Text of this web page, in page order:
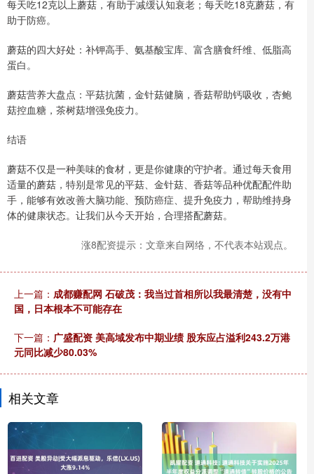
每天吃12克以上蘑菇，有助于减缓认知衰老；每天吃18克蘑菇，有
助于防癌。
蘑菇的四大好处：补钾高手、氨基酸宝库、富含膳食纤维、低脂高
蛋白。
蘑菇营养大盘点：平菇抗菌，金针菇健脑，香菇帮助钙吸收，杏鲍
菇控血糖，茶树菇增强免疫力。
结语
蘑菇不仅是一种美味的食材，更是你健康的守护者。通过每天食用
适量的蘑菇，特别是常见的平菇、金针菇、香菇等品种优配配件助
手，能够有效改善大脑功能、预防癌症、提升免疫力，帮助维持身
体的健康状态。让我们从今天开始，合理搭配蘑菇。
涨8配资提示：文章来自网络，不代表本站观点。
上一篇： 成都赚配网 石破茂：我当过首相所以我最清楚，没有中
国，日本根本不可能存在
下一篇： 广盛配资 美高域发布中期业绩 股东应占溢利243.2万港
元同比减少80.03%
相关文章